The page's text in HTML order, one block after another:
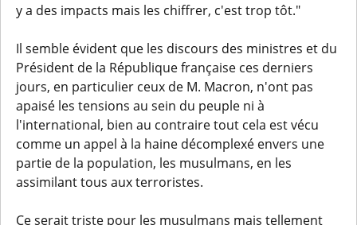
y a des impacts mais les chiffrer, c'est trop tôt."
Il semble évident que les discours des ministres et du
Président de la République française ces derniers
jours, en particulier ceux de M. Macron, n'ont pas
apaisé les tensions au sein du peuple ni à
l'international, bien au contraire tout cela est vécu
comme un appel à la haine décomplexé envers une
partie de la population, les musulmans, en les
assimilant tous aux terroristes.
Ce serait triste pour les musulmans mais tellement